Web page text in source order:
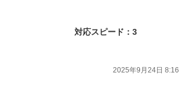
対応スピード：3
2025年9月24日 8:16